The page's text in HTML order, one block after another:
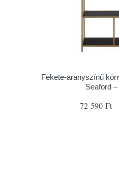
Fekete-aranyszínű
Seaford
72 590 Ft